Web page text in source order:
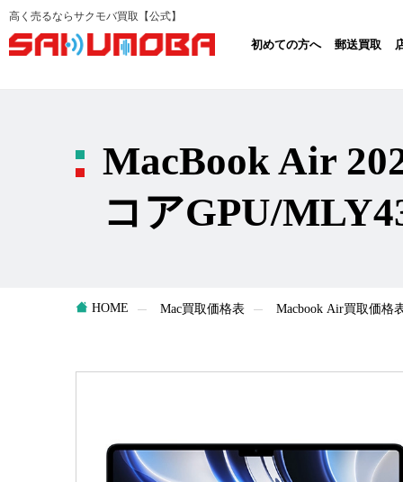
高く売るならサクモバ買取【公式】
初めての方へ 郵送買取
MacBook Air
コアGPU/
HOME Mac買取価格表 Macbook Air買取価格